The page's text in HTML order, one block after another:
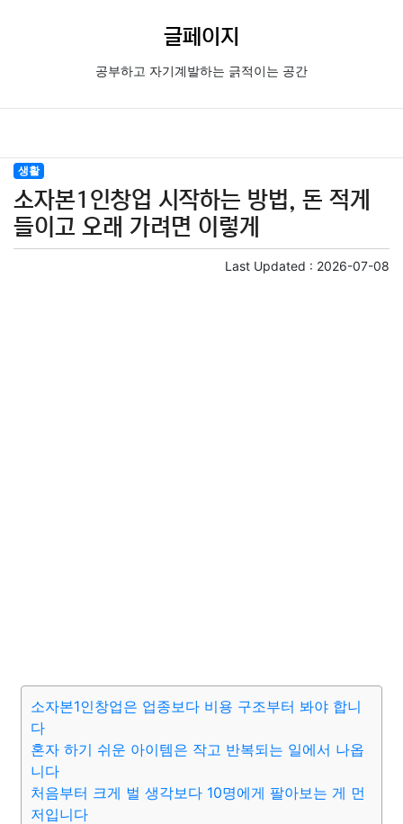
글페이지
공부하고 자기계발하는 긁적이는 공간
생활
소자본1인창업 시작하는 방법, 돈 적게
들이고 오래 가려면 이렇게
Last Updated : 2026-07-08
소자본1인창업은 업종보다 비용 구조부터 봐야 합니
다
혼자 하기 쉬운 아이템은 작고 반복되는 일에서 나옵
니다
처음부터 크게 벌 생각보다 10명에게 팔아보는 게 먼
저입니다